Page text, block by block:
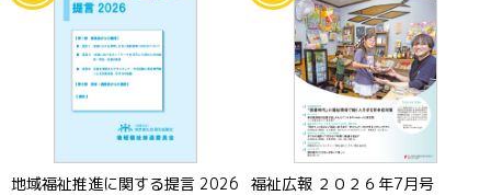
地域福祉推進に関する提言 2026 福祉広報 ２０２６年7月号